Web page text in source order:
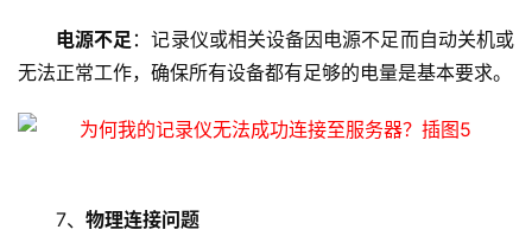
器
虚
电源不足 ：记录仪或相关设备因电源不足而自动关机或
无法正常工作，确保所有设备都有足够的电量是基本要求。
7、 物理连接问题